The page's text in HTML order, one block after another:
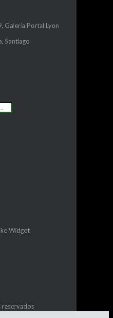
Galería Portal Lyon
Santiago
reservados